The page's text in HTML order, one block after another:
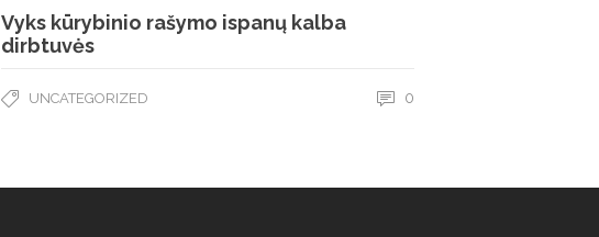
Vyks kūrybinio rašymo ispanų kalba
dirbtuvės
UNCATEGORIZED 0